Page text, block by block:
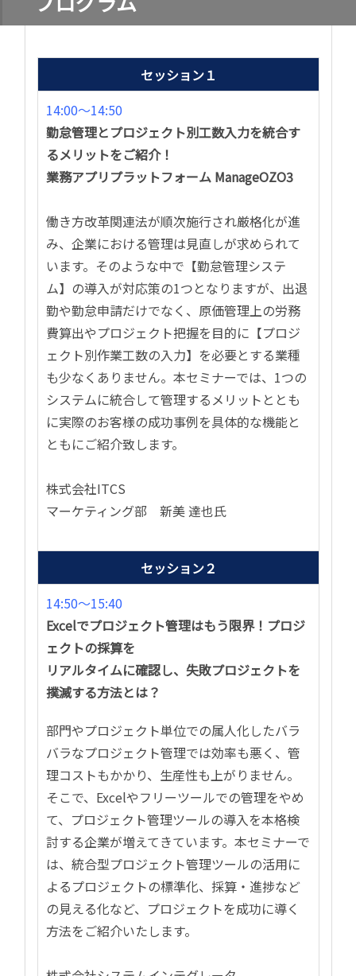
セッション１
14:00〜14:50
勤怠管理とプロジェクト別工数入力を統合す
るメリットをご紹介！
業務アプリプラットフォーム ManageOZO3
働き方改革関連法が順次施行され厳格化が進
み、企業における管理は見直しが求められて
います。そのような中で【勤怠管理システ
ム】の導入が対応策の1つとなりますが、出退
勤や勤怠申請だけでなく、原価管理上の労務
費算出やプロジェクト把握を目的に【プロジ
ェクト別作業工数の入力】を必要とする業種
も少なくありません。本セミナーでは、1つの
システムに統合して管理するメリットととも
に実際のお客様の成功事例を具体的な機能と
ともにご紹介致します。
株式会社ITCS
マーケティング部 新美 達也氏
セッション２
14:50〜15:40
Excelでプロジェクト管理はもう限界！プロジ
ェクトの採算を
リアルタイムに確認し、失敗プロジェクトを
撲滅する方法とは？
部門やプロジェクト単位での属人化したバラ
バラなプロジェクト管理では効率も悪く、管
理コストもかかり、生産性も上がりません。
そこで、Excelやフリーツールでの管理をやめ
て、プロジェクト管理ツールの導入を本格検
討する企業が増えてきています。本セミナーで
は、統合型プロジェクト管理ツールの活用に
よるプロジェクトの標準化、採算・進捗など
の見える化など、プロジェクトを成功に導く
方法をご紹介いたします。